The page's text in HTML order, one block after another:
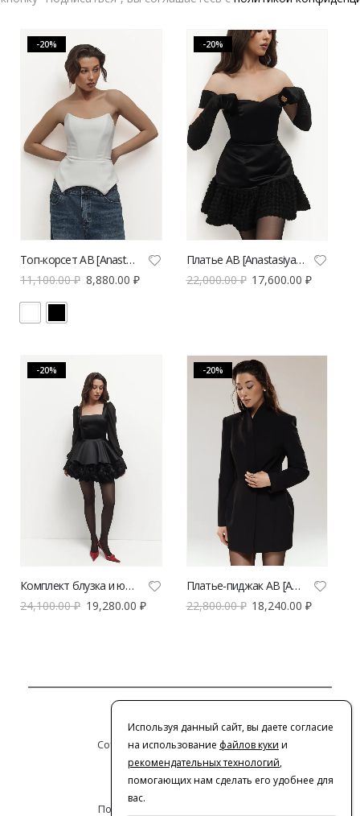
-20%
Топ-корсет AB [Anastasiya Burdyugova] | VERESK studio
11,100.00₽ 8,880.00 ₽
-20%
Платье AB [Anastasiya Burdyugova] | VERESK studio
22,000.00₽ 17,600.00₽
-20%
Комплект блузка и юбка из роз AB [Anastasiya Burdyugova] | VERESK studio
24,100.00₽ 19,280.00 ₽
-20%
Платье-пиджак AB [Anastasiya Burdyugova] | VERESK studio
22,800.00₽ 18,240.00₽
Сотрудничество с дизайнерами
Оферта
Политика конфиденциальности
Используя данный сайт, вы даете согласие
на использование файлов куки и
рекомендательных технологий,
помогающих нам сделать его удобнее для
вас.